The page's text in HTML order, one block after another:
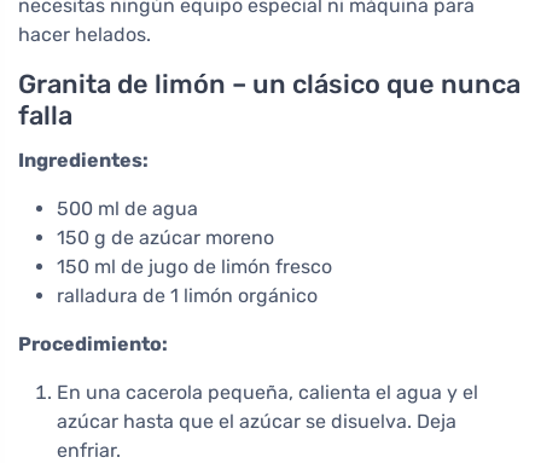
necesitas ningún equipo especial ni máquina para
hacer helados.
Granita de limón – un clásico que nunca
falla
Ingredientes:
500 ml de agua
150 g de azúcar moreno
150 ml de jugo de limón fresco
ralladura de 1 limón orgánico
Procedimiento:
En una cacerola pequeña, calienta el agua y el
azúcar hasta que el azúcar se disuelva. Deja
enfriar.